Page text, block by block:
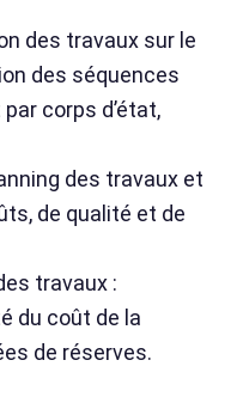
des travaux sur le
des séquences
corps d’état,
des travaux et
de qualité et de
travaux :
du coût de la
de réserves.